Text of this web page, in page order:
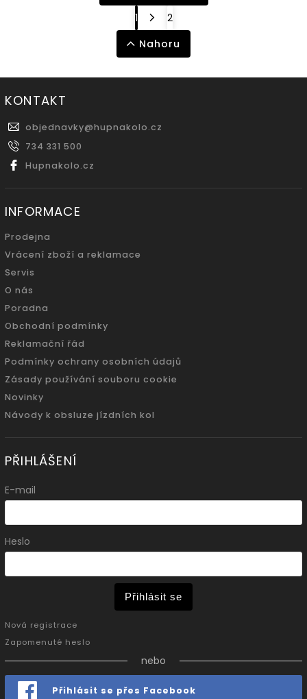
1
2
Nahoru
KONTAKT
objednavky@hupnakolo.cz
734 331 500
Hupnakolo.cz
INFORMACE
Prodejna
Vrácení zboží a reklamace
Servis
O nás
Poradna
Obchodní podmínky
Reklamační řád
Podmínky ochrany osobních údajů
Zásady používání souboru cookie
Novinky
Návody k obsluze jízdních kol
PŘIHLÁŠENÍ
E-mail
Heslo
Přihlásit se
Nová registrace
Zapomenuté heslo
nebo
Přihlásit se přes Facebook